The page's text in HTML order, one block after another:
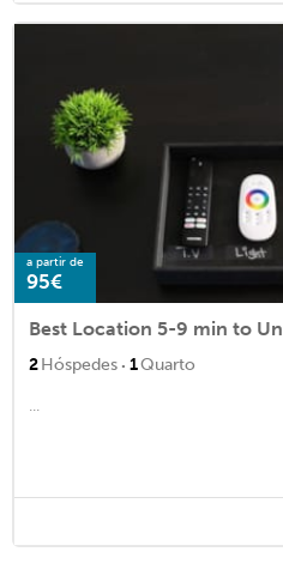
a partir de
95€
Best Location 5-9 min to
2Hóspedes · 1Quarto
...